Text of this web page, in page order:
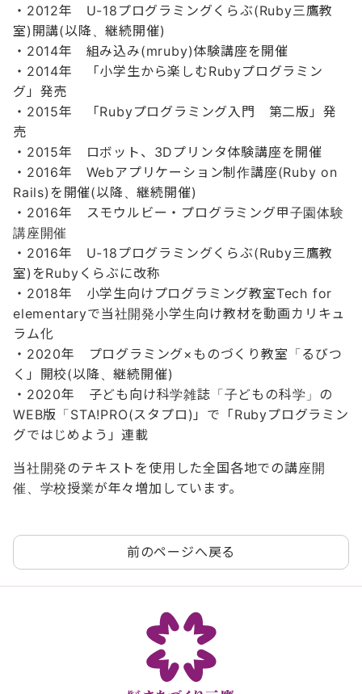
・2012年 U-18プログラミングくらぶ(Ruby三鷹教
室)開講(以降、継続開催)
・2014年 組み込み(mruby)体験講座を開催
・2014年 「小学生から楽しむRubyプログラミン
グ」発売
・2015年 「Rubyプログラミング入門 第二版」発
売
・2015年 ロボット、3Dプリンタ体験講座を開催
・2016年 Webアプリケーション制作講座(Ruby on
Rails)を開催(以降、継続開催)
・2016年 スモウルビー・プログラミング甲子園体験
講座開催
・2016年 U-18プログラミングくらぶ(Ruby三鷹教
室)をRubyくらぶに改称
・2018年 小学生向けプログラミング教室Tech for
elementaryで当社開発小学生向け教材を動画カリキュ
ラム化
・2020年 プログラミング×ものづくり教室「るびつ
く」開校(以降、継続開催)
・2020年 子ども向け科学雑誌「子どもの科学」の
WEB版「STA!PRO(スタプロ)」で「Rubyプログラミン
グではじめよう」連載
当社開発のテキストを使用した全国各地での講座開
催、学校授業が年々増加しています。
前のページへ戻る